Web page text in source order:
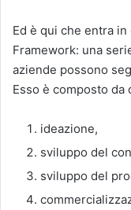
Ed è qui che entra
Framework: una
aziende possono
Esso è composto
ideazione,
sviluppo del
sviluppo del